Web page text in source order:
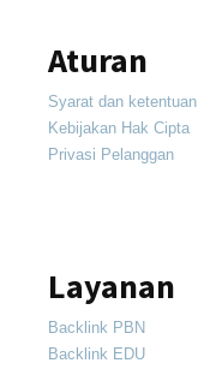
Aturan
Syarat dan ketentuan
Kebijakan Hak Cipta
Privasi Pelanggan
Layanan
Backlink PBN
Backlink EDU